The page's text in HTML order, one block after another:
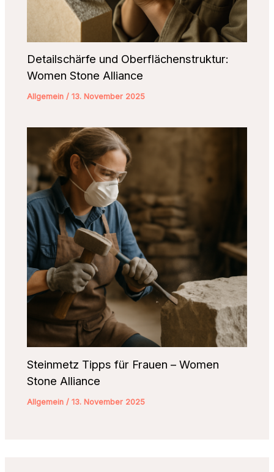
Detailschärfe und Oberflächenstruktur:
Women Stone Alliance
Allgemein /13. November 2025
Steinmetz Tipps für Frauen – Women
Stone Alliance
Allgemein /13. November 2025